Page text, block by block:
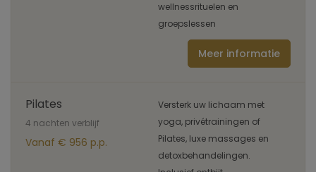
wellnessrituelen en
groepslessen
Meer informatie
Pilates
4 nachten verblijf
Vanaf € 956 p.p.
Versterk uw lichaam met
yoga, privétrainingen of
Pilates, luxe massages en
detoxbehandelingen.